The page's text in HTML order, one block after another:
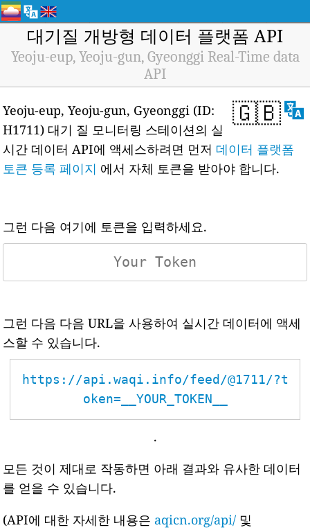
대기질 개방형 데이터 플랫폼 API
Yeoju-eup, Yeoju-gun, Gyeonggi Real-Time data
API
🇬🇧
Yeoju-eup, Yeoju-gun, Gyeonggi (ID:
H1711) 대기 질 모니터링 스테이션의 실
시간 데이터 API에 액세스하려면 먼저 데이터 플랫폼
토큰 등록 페이지 에서 자체 토큰을 받아야 합니다.
그런 다음 여기에 토큰을 입력하세요.
그런 다음 다음 URL을 사용하여 실시간 데이터에 액세
스할 수 있습니다.
https://api.waqi.info/feed/@1711/?t
oken=__YOUR_TOKEN__
.
모든 것이 제대로 작동하면 아래 결과와 유사한 데이터
를 얻을 수 있습니다.
(API에 대한 자세한 내용은 aqicn.org/api/ 및